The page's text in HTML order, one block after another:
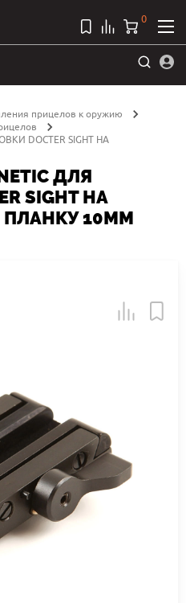
0
прицелов к оружию
DOCTER SIGHT НА
ДЛЯ
SIGHT НА
10ММ